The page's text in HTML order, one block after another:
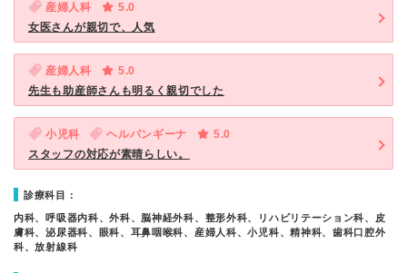
産婦人科
5.0
女医さんが親切で、人気
産婦人科
5.0
先生も助産師さんも明るく親切でした
小児科 ヘルパンギーナ
5.0
スタッフの対応が素晴らしい。
診療科目：
内科、呼吸器内科、外科、脳神経外科、整形外科、リハビリテーション科、皮
膚科、泌尿器科、眼科、耳鼻咽喉科、産婦人科、小児科、精神科、歯科口腔外
科、放射線科